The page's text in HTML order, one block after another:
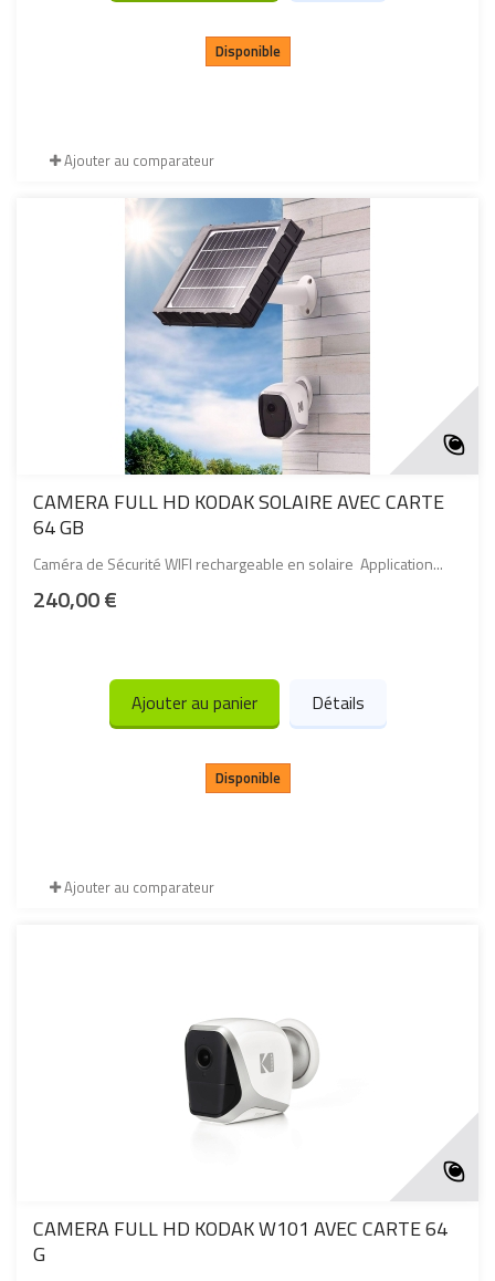
Disponible
Ajouter au comparateur
CAMERA FULL HD KODAK SOLAIRE AVEC CARTE
64 GB
Caméra de Sécurité WIFI rechargeable en solaire Application...
240,00 €
Ajouter au panier Détails
Disponible
Ajouter au comparateur
CAMERA FULL HD KODAK W101 AVEC CARTE 64
G